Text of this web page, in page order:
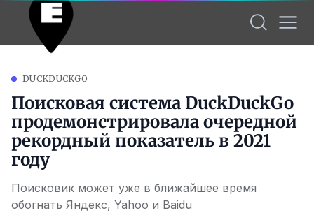
DUCKDUCKGO
Поисковая система DuckDuckGo
продемонстрировала очередной
рекордный показатель в 2021
году
Поисковик может уже в ближайшее время
обогнать Яндекс, Yahoo и Baidu